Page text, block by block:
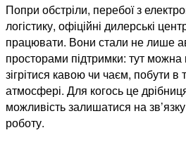
Попри обстріли, перебої з
логістику, офіційні дилерські
працювати. Вони стали не лише
просторами підтримки: тут
зігрітися кавою чи чаєм, побути в
атмосфері. Для когось це
можливість залишатися на
роботу.